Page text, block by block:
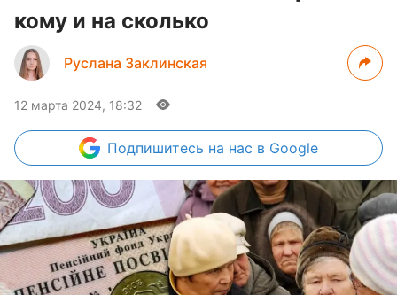
кому и на сколько
Руслана Заклинская
12 марта 2024, 18:32
Подпишитесь на нас в Google